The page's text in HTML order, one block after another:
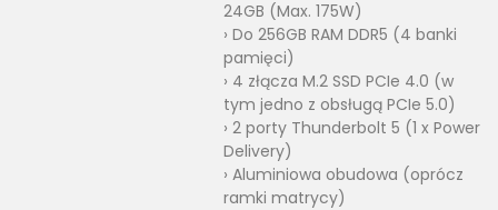
24GB (Max. 175W)
› Do 256GB RAM DDR5 (4 banki
pamięci)
› 4 złącza M.2 SSD PCIe 4.0 (w
tym jedno z obsługą PCIe 5.0)
› 2 porty Thunderbolt 5 (1 x Power
Delivery)
› Aluminiowa obudowa (oprócz
ramki matrycy)